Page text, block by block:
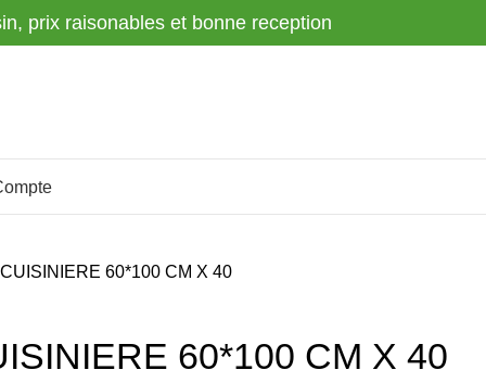
prix raisonables et bonne reception
60*100 CM X 40
60*100 CM X 40